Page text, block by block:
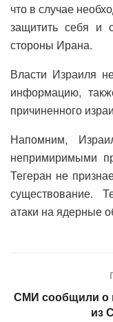
что в случае
защитить себя и
стороны Ирана.
Власти Израиля
информацию,
причиненного
Напомним,
непримиримыми
Тегеран не
существование.
атаки на ядерные
СМИ сообщили о
из